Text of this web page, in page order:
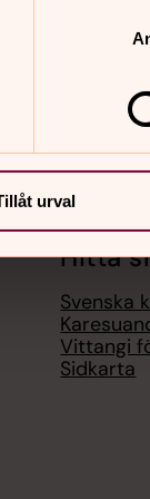
urval
Hitta
Svenska
Vittangi
Sidkarta